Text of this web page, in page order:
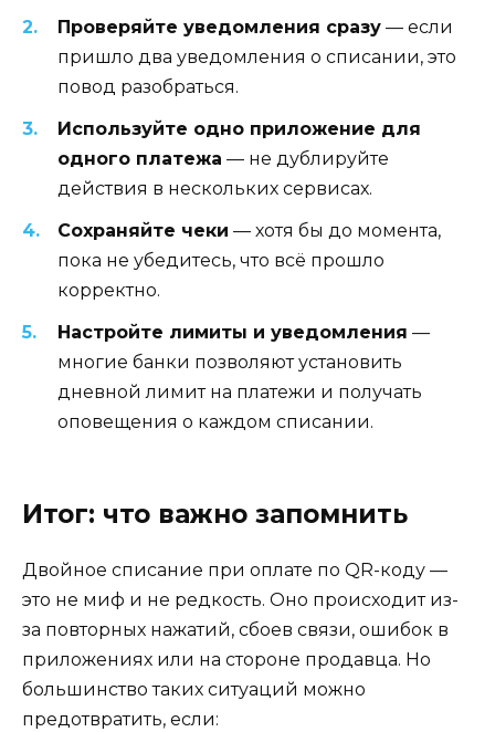
Проверяйте уведомления сразу — если
пришло два уведомления о списании, это
повод разобраться.
Используйте одно приложение для
одного платежа — не дублируйте
действия в нескольких сервисах.
Сохраняйте чеки — хотя бы до момента,
пока не убедитесь, что всё прошло
корректно.
Настройте лимиты и уведомления —
многие банки позволяют установить
дневной лимит на платежи и получать
оповещения о каждом списании.
Итог: что важно запомнить
Двойное списание при оплате по QR-коду —
это не миф и не редкость. Оно происходит из-
за повторных нажатий, сбоев связи, ошибок в
приложениях или на стороне продавца. Но
большинство таких ситуаций можно
предотвратить, если: